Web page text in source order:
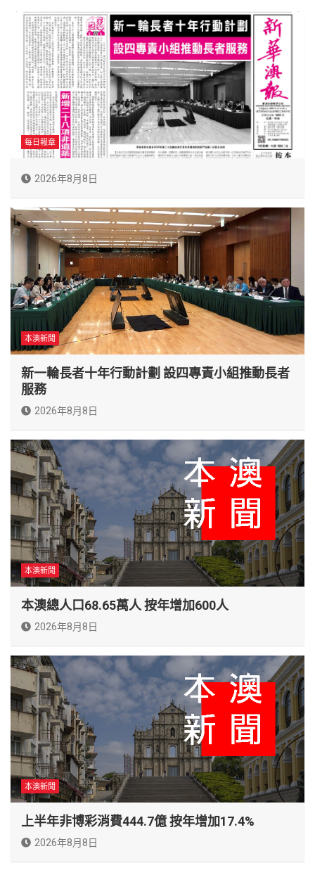
每日報章
2026年8月8日
本澳新聞
新一輪長者十年行動計劃 設四專責小組推動長者
服務
2026年8月8日
本澳新聞
本澳總人口68.65萬人 按年增加600人
2026年8月8日
本澳新聞
上半年非博彩消費444.7億 按年增加17.4%
2026年8月8日